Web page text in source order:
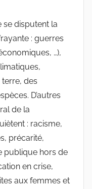
se disputent la
: guerres
…),
terre, des
D’autres
de la
: racisme,
précarité,
publique hors de
en crise,
aux femmes et